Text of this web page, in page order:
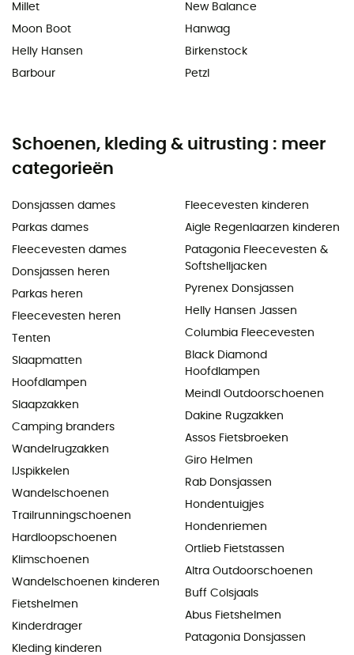
Millet
Moon Boot
Helly Hansen
Barbour
New Balance
Hanwag
Birkenstock
Petzl
Schoenen, kleding & uitrusting : meer
categorieën
Donsjassen dames
Parkas dames
Fleecevesten dames
Donsjassen heren
Parkas heren
Fleecevesten heren
Tenten
Slaapmatten
Hoofdlampen
Slaapzakken
Camping branders
Wandelrugzakken
IJspikkelen
Wandelschoenen
Trailrunningschoenen
Hardloopschoenen
Klimschoenen
Wandelschoenen kinderen
Fietshelmen
Kinderdrager
Kleding kinderen
Fleecevesten kinderen
Aigle Regenlaarzen kinderen
Patagonia Fleecevesten &
Softshelljacken
Pyrenex Donsjassen
Helly Hansen Jassen
Columbia Fleecevesten
Black Diamond
Hoofdlampen
Meindl Outdoorschoenen
Dakine Rugzakken
Assos Fietsbroeken
Giro Helmen
Rab Donsjassen
Hondentuigjes
Hondenriemen
Ortlieb Fietstassen
Altra Outdoorschoenen
Buff Colsjaals
Abus Fietshelmen
Patagonia Donsjassen